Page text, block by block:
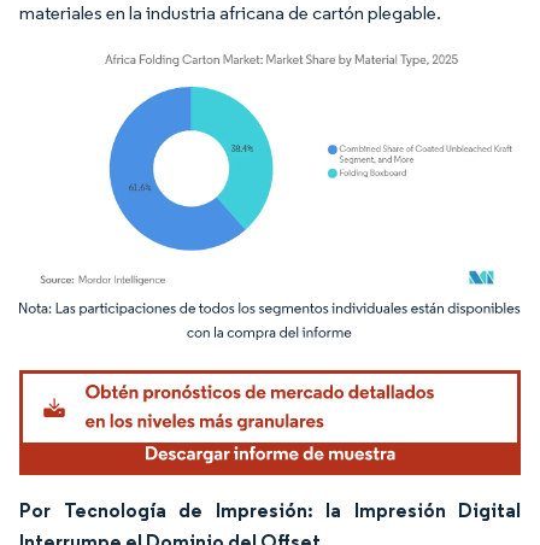
materiales en la industria africana de cartón plegable.
Imagen © Mordor Intelligence. El uso requiere atribución según CC BY 4.0.
Por Tecnología de Impresión: la Impresión Digital